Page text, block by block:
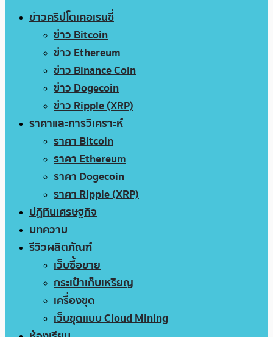
ข่าวคริปโตเคอเรนซี่
ข่าว Bitcoin
ข่าว Ethereum
ข่าว Binance Coin
ข่าว Dogecoin
ข่าว Ripple (XRP)
ราคาและการวิเคราะห์
ราคา Bitcoin
ราคา Ethereum
ราคา Dogecoin
ราคา Ripple (XRP)
ปฏิทินเศรษฐกิจ
บทความ
รีวิวผลิตภัณฑ์
เว็บซื้อขาย
กระเป๋าเก็บเหรียญ
เครื่องขุด
เว็บขุดแบบ Cloud Mining